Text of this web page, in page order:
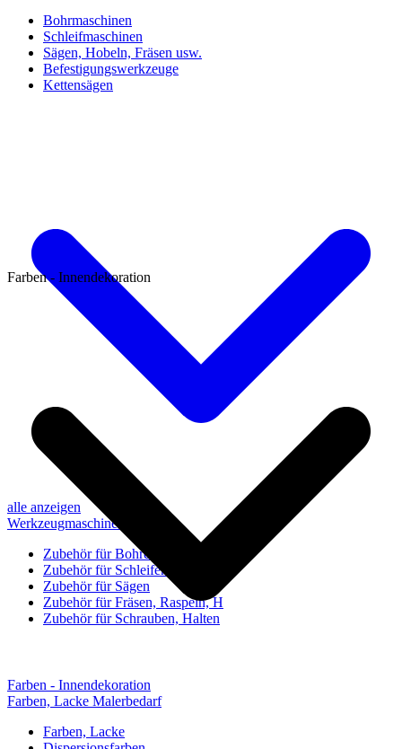
Bohrmaschinen
Schleifmaschinen
Sägen, Hobeln, Fräsen usw.
Befestigungswerkzeuge
Kettensägen
alle anzeigen
Werkzeugmaschinen-Zubehör
Zubehör für Bohren, Bohrhilfen
Zubehör für Schleifen, Poliere
Zubehör für Sägen
Zubehör für Fräsen, Raspeln, H
Zubehör für Schrauben, Halten
Farben - Innendekoration
Farben - Innendekoration
Farben, Lacke Malerbedarf
Farben, Lacke